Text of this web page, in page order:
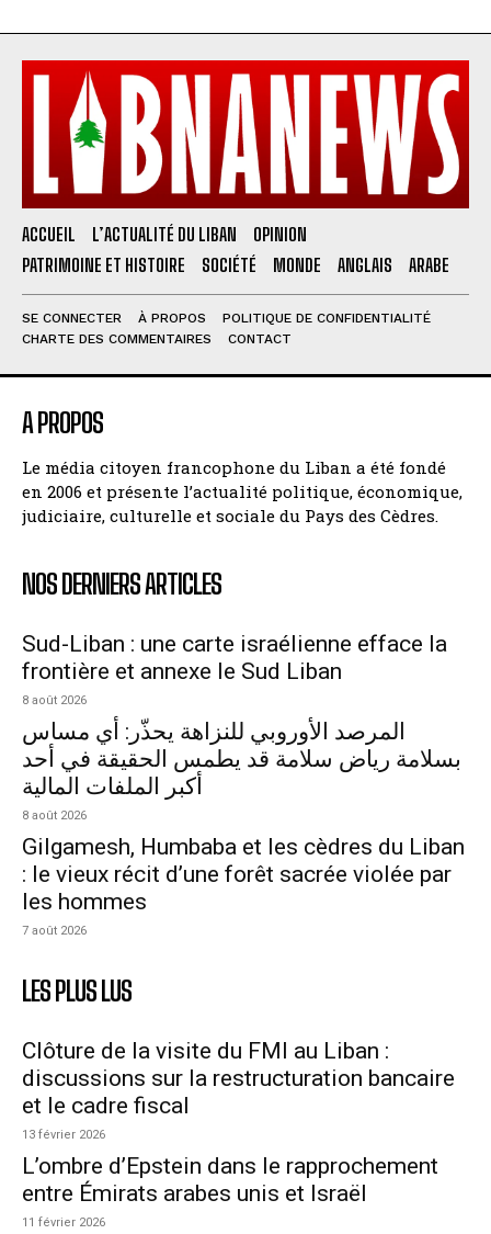
ACCUEIL L’ACTUALITÉ DU LIBAN
OPINION
PATRIMOINE ET HISTOIRE
SOCIÉTÉ MONDE ANGLAIS ARABE
SE CONNECTER À PROPOS
POLITIQUE DE CONFIDENTIALITÉ
CHARTE DES COMMENTAIRES
CONTACT
A PROPOS
Le média citoyen francophone du Liban a été fondé
en 2006 et présente l’actualité politique, économique,
judiciaire, culturelle et sociale du Pays des Cèdres.
NOS DERNIERS ARTICLES
Sud-Liban : une carte israélienne efface la
frontière et annexe le Sud Liban
8 août 2026
المرصد الأوروبي للنزاهة يحذّر: أي مساس
بسلامة رياض سلامة قد يطمس الحقيقة في أحد
أكبر الملفات المالية
8 août 2026
Gilgamesh, Humbaba et les cèdres du Liban
: le vieux récit d’une forêt sacrée violée par
les hommes
7 août 2026
LES PLUS LUS
Clôture de la visite du FMI au Liban :
discussions sur la restructuration bancaire
et le cadre fiscal
13 février 2026
L’ombre d’Epstein dans le rapprochement
entre Émirats arabes unis et Israël
11 février 2026